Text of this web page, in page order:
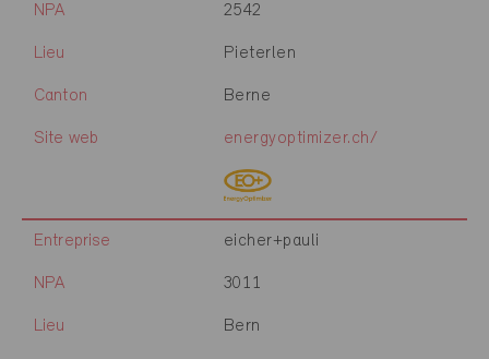
NPA 2542
Lieu Pieterlen
Canton Berne
Site web energyoptimizer.ch/
Entreprise eicher+pauli
NPA 3011
Lieu Bern